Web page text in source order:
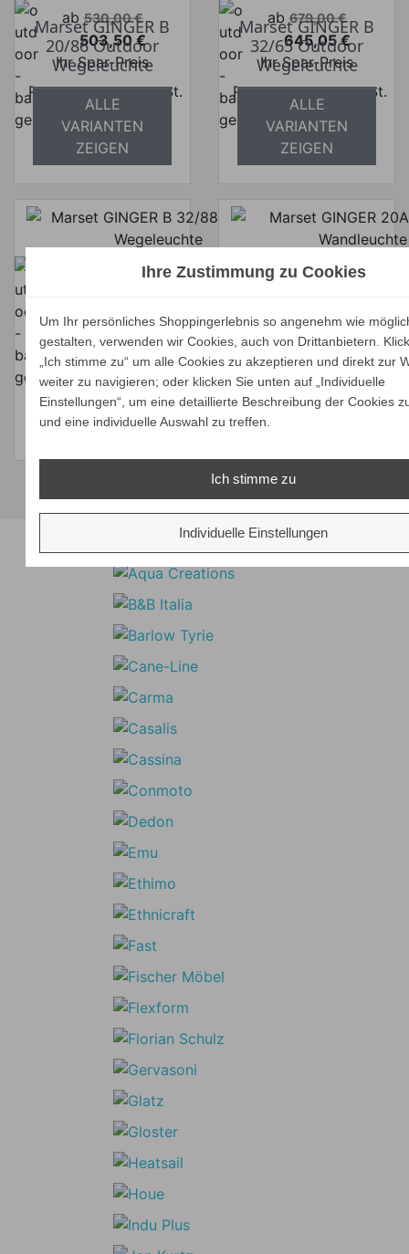
Verkaufspreis
ab 530,00 €
Preis
503,50 €
Ihr Spar-Preis
Preise inkl. ges. MwSt.
absolut
versandkostenfrei
Marset GINGER B
20/86 Outdoor
Wegeleuchte
ALLE
VARIANTEN
ZEIGEN
Verkaufspreis
ab 679,00 €
Preis
645,05 €
Ihr Spar-Preis
Preise inkl. ges. MwSt.
absolut
versandkostenfrei
Marset GINGER B
32/65 Outdoor
Wegeleuchte
ALLE
VARIANTEN
ZEIGEN
Verkaufspreis
Ihr Spar-Preis
Preise inkl. ges. MwSt.
absolut
versandkostenfrei
32/88 Outdoor
Wegeleuchte
ALLE
VARIANTEN
ZEIGEN
Verkaufspreis
ab 1.649,99 €
Ihr Spar-Preis
Preise inkl. ges. MwSt.
absolut
versandkostenfrei
Marset GINGER
Outdoor
Wandleuchte
ALLE
VARIANTEN
Unsere Marken
Ihre Zustimmung zu Cookies
Um Ihr persönliches Shoppingerlebnis so angenehm wie
gestalten, verwenden wir Cookies, auch von Drittanbietern.
„Ich stimme zu“ um alle Cookies zu akzeptieren und direkt zur
weiter zu navigieren; oder klicken Sie unten auf „Individuelle
Einstellungen“, um eine detaillierte Beschreibung der Cookies
und eine individuelle Auswahl zu treffen.
Ich stimme zu
Individuelle Einstellungen